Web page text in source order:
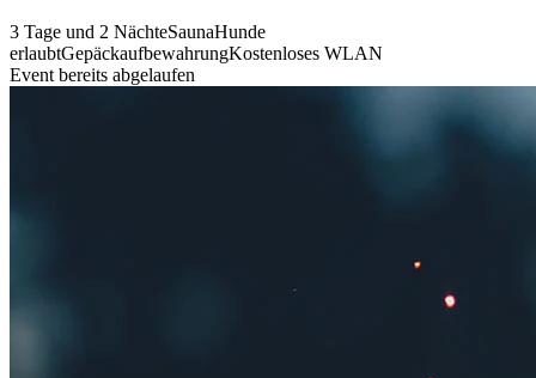
3 Tage und 2 NächteSaunaHunde
erlaubtGepäckaufbewahrungKostenloses WLAN
Event bereits abgelaufen